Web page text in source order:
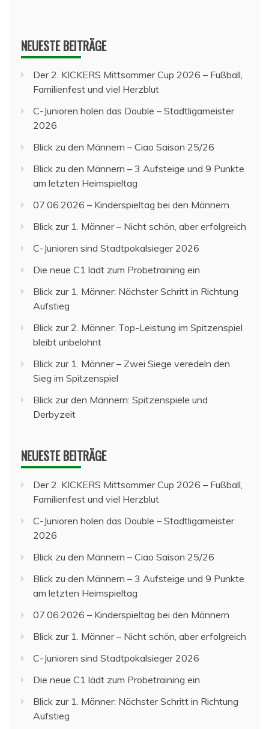
NEUESTE BEITRÄGE
Der 2. KICKERS Mittsommer Cup 2026 – Fußball,
Familienfest und viel Herzblut
C-Junioren holen das Double – Stadtligameister
2026
Blick zu den Männern – Ciao Saison 25/26
Blick zu den Männern – 3 Aufsteige und 9 Punkte
am letzten Heimspieltag
07.06.2026 – Kinderspieltag bei den Männern
Blick zur 1. Männer – Nicht schön, aber erfolgreich
C-Junioren sind Stadtpokalsieger 2026
Die neue C1 lädt zum Probetraining ein
Blick zur 1. Männer: Nächster Schritt in Richtung
Aufstieg
Blick zur 2. Männer: Top-Leistung im Spitzenspiel
bleibt unbelohnt
Blick zur 1. Männer – Zwei Siege veredeln den
Sieg im Spitzenspiel
Blick zur den Männern: Spitzenspiele und
Derbyzeit
NEUESTE BEITRÄGE
Der 2. KICKERS Mittsommer Cup 2026 – Fußball,
Familienfest und viel Herzblut
C-Junioren holen das Double – Stadtligameister
2026
Blick zu den Männern – Ciao Saison 25/26
Blick zu den Männern – 3 Aufsteige und 9 Punkte
am letzten Heimspieltag
07.06.2026 – Kinderspieltag bei den Männern
Blick zur 1. Männer – Nicht schön, aber erfolgreich
C-Junioren sind Stadtpokalsieger 2026
Die neue C1 lädt zum Probetraining ein
Blick zur 1. Männer: Nächster Schritt in Richtung
Aufstieg